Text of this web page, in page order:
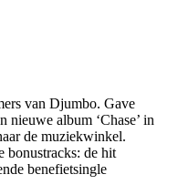
van Djumbo. Gave
album ‘Chase’ in
de muziekwinkel.
bonustracks: de hit
benefietsingle